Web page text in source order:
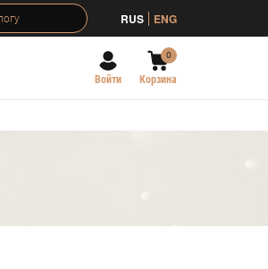
RUS ENG
Войти
0
Корзина